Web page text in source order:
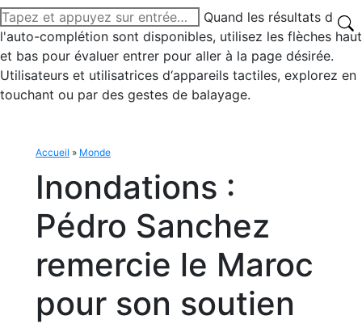
Recherche
:
Quand les résultats de
l'auto-complétion sont disponibles, utilisez les flèches haut
et bas pour évaluer entrer pour aller à la page désirée.
Utilisateurs et utilisatrices d‘appareils tactiles, explorez en
touchant ou par des gestes de balayage.
Accueil » Monde
Inondations :
Pédro Sanchez
remercie le Maroc
pour son soutien